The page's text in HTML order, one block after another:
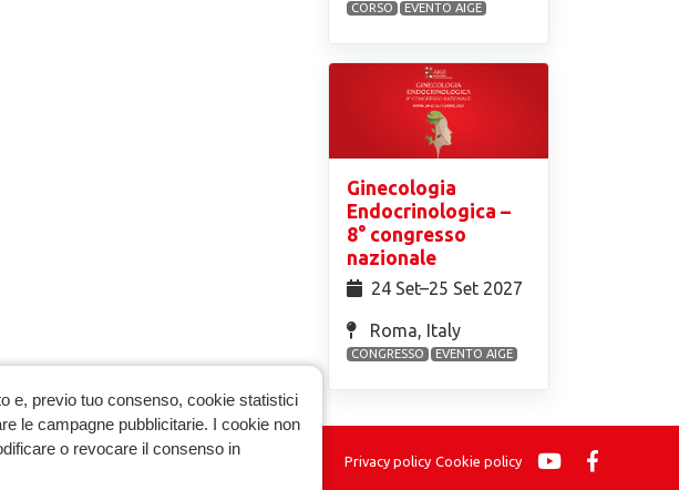
CORSO EVENTO AIGE
Ginecologia
Endocrinologica –
8° congresso
nazionale
24 Set⁠–25 Set 2027
Roma, Italy
CONGRESSO EVENTO AIGE
Privacy policy Cookie policy
e, previo tuo consenso, cookie statistici
le campagne pubblicitarie. I cookie non
o revocare il consenso in